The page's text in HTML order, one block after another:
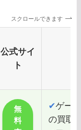
スクロールできます
公式サイ
ト
無
料
✔ゲー
の買取